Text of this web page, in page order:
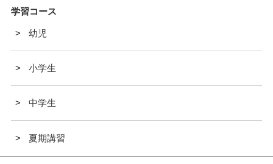
学習コース
幼児
小学生
中学生
夏期講習